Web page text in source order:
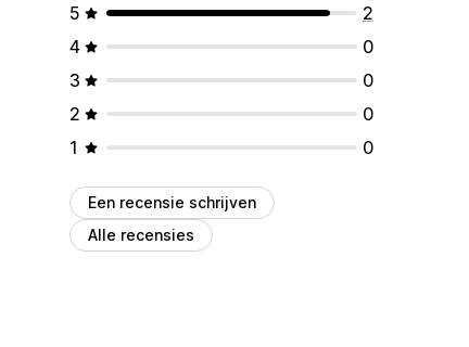
5
2
4
0
3
0
2
0
1
0
Een recensie schrijven
Alle recensies